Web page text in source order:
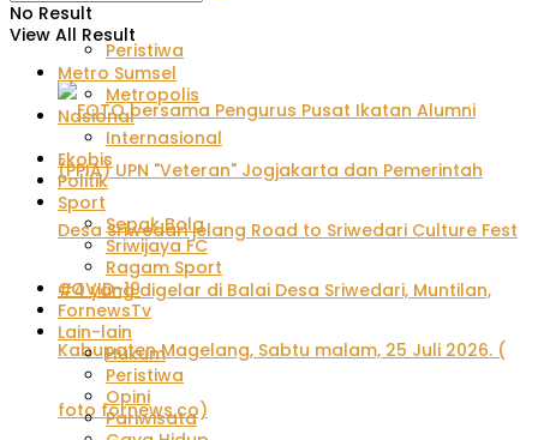
Peristiwa
No Result
View All Result
Metro Sumsel
Metropolis
Nasional
Internasional
Ekobis
Politik
Sport
Sepak Bola
Sriwijaya FC
Ragam Sport
COVID-19
FornewsTv
Lain-lain
Hukum
Peristiwa
Opini
Pariwisata